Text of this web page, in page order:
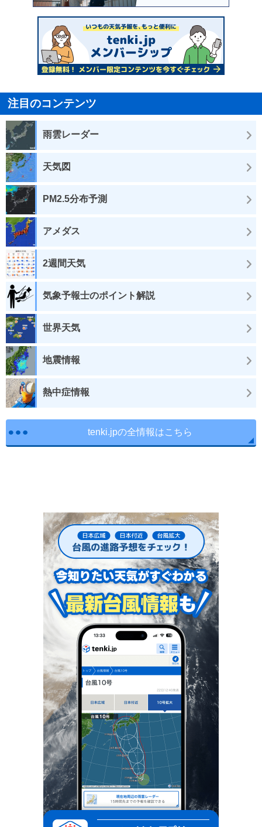
注目のコンテンツ
雨雲レーダー
天気図
PM2.5分布予測
アメダス
2週間天気
気象予報士のポイント解説
世界天気
地震情報
熱中症情報
tenki.jpの全情報はこちら